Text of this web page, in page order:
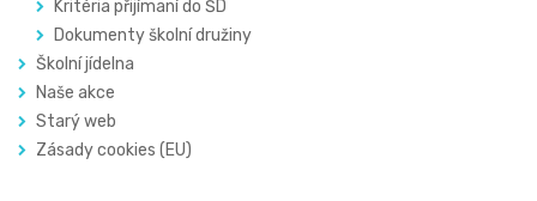
Kritéria přijímaní do ŠD
Dokumenty školní družiny
Školní jídelna
Naše akce
Starý web
Zásady cookies (EU)